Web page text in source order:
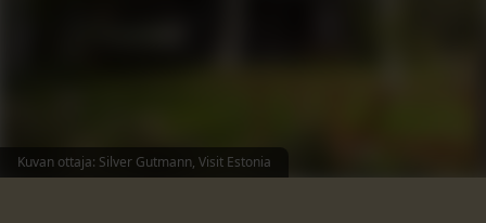
Kuvan ottaja: Silver Gutmann, Visit Estonia